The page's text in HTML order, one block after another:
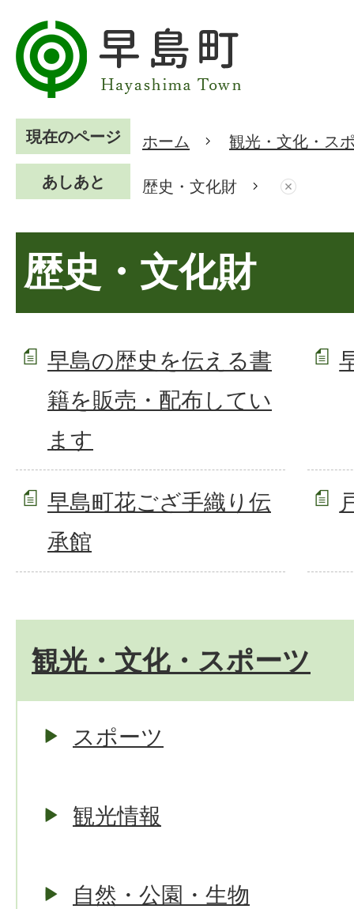
現在のページ ホーム 観光・文化・ス
あしあと 歴史・文化財
歴史・文化財
早島の歴史を伝える書
籍を販売・配布してい
ます
早島町花ござ手織り伝
承館
観光・文化・スポーツ
スポーツ
観光情報
自然・公園・生物